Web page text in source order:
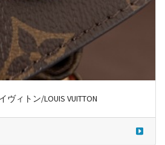
ヴィトン/LOUIS VUITTON